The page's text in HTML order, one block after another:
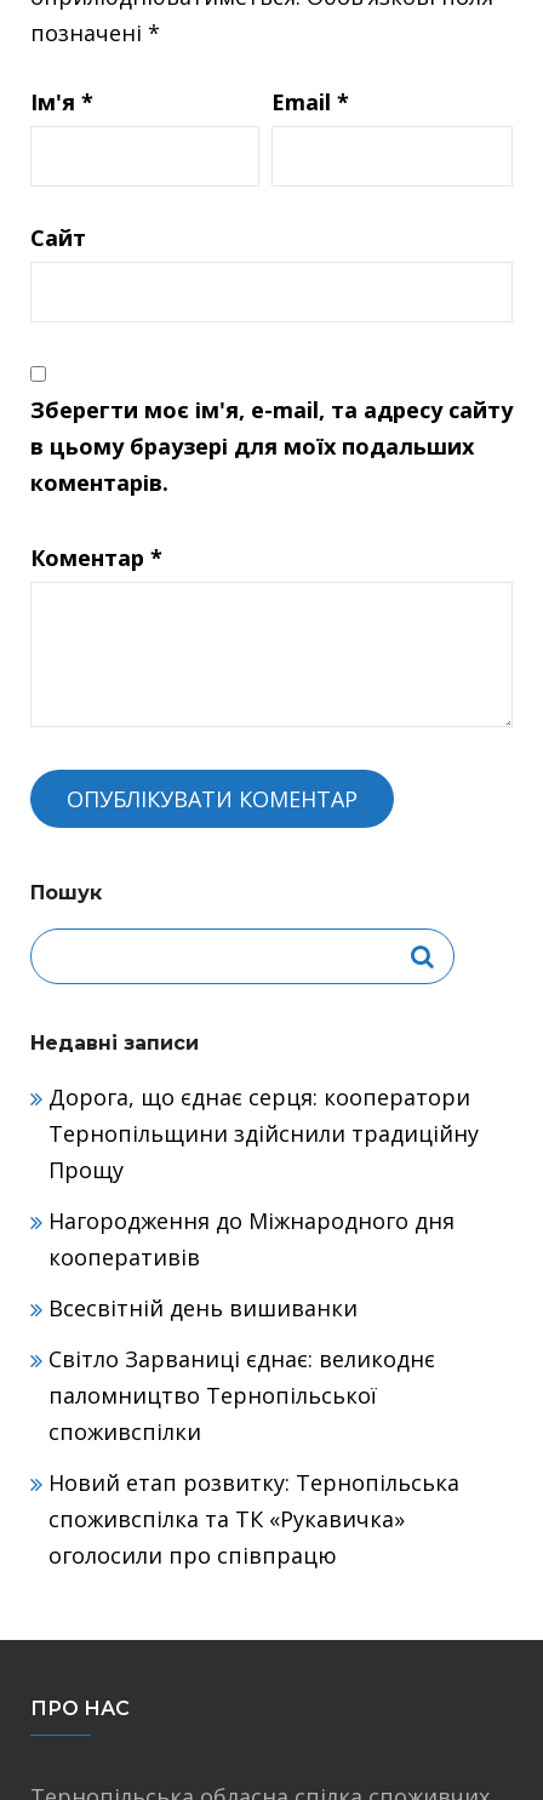
позначені *
Ім'я * Email *
Сайт
Зберегти моє ім'я, e-mail, та адресу сайту
в цьому браузері для моїх подальших
коментарів.
Коментар *
Пошук
Недавні записи
Дорога, що єднає серця: кооператори
Тернопільщини здійснили традиційну
Прощу
Нагородження до Міжнародного дня
кооперативів
Всесвітній день вишиванки
Світло Зарваниці єднає: великоднє
паломництво Тернопільської
споживспілки
Новий етап розвитку: Тернопільська
споживспілка та ТК «Рукавичка»
оголосили про співпрацю
ПРО НАС